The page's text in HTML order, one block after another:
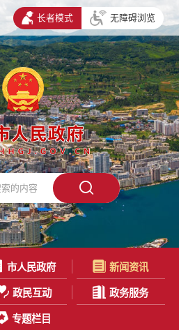
长者模式 无障碍浏览
市人民政府 新闻资讯
政民互动 政务服务
专题栏目